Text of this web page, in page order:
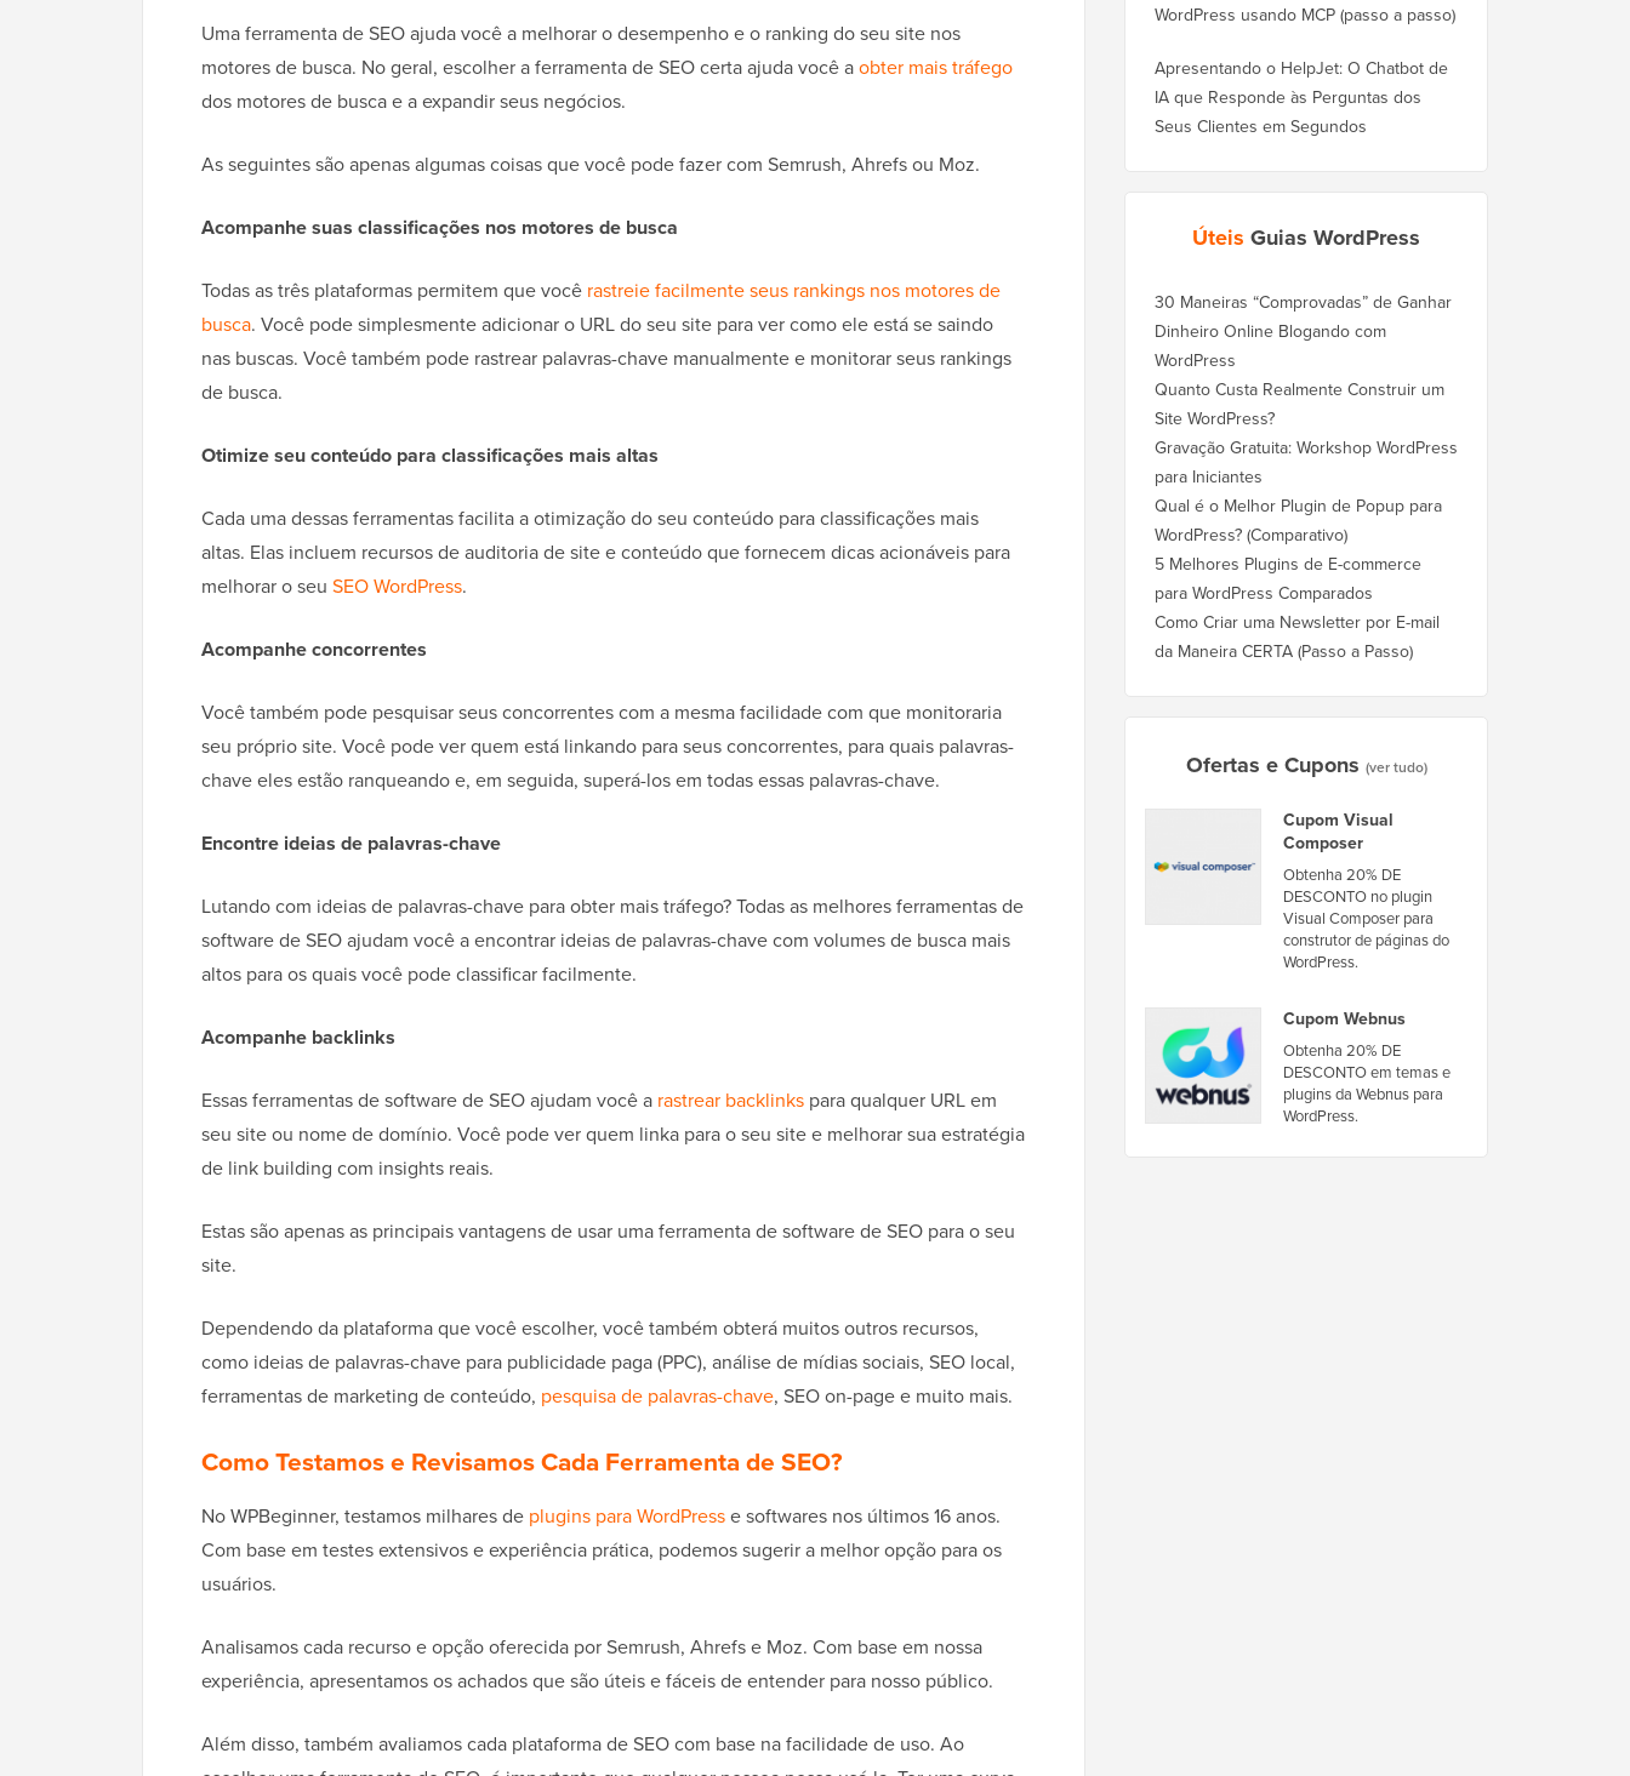
Uma ferramenta de SEO ajuda você a melhorar o desempenho e o ranking do seu site nos
motores de busca. No geral, escolher a ferramenta de SEO certa ajuda você aobter mais tráfego
dos motores de busca e a expandir seus negócios.
As seguintes são apenas algumas coisas que você pode fazer com Semrush, Ahrefs ou Moz.
Acompanhe suas classificações nos motores de busca
Todas as três plataformas permitem que você rastreie facilmente seus rankings nos motores de
busca. Você pode simplesmente adicionar o URL do seu site para ver como ele está se saindo
nas buscas. Você também pode rastrear palavras-chave manualmente e monitorar seus rankings
de busca.
Otimize seu conteúdo para classificações mais altas
Cada uma dessas ferramentas facilita a otimização do seu conteúdo para classificações mais
altas. Elas incluem recursos de auditoria de site e conteúdo que fornecem dicas acionáveis para
melhorar o seu SEO WordPress.
Acompanhe concorrentes
Você também pode pesquisar seus concorrentes com a mesma facilidade com que monitoraria
seu próprio site. Você pode ver quem está linkando para seus concorrentes, para quais palavras-
chave eles estão ranqueando e, em seguida, superá-los em todas essas palavras-chave.
Encontre ideias de palavras-chave
Lutando com ideias de palavras-chave para obter mais tráfego? Todas as melhores ferramentas de
software de SEO ajudam você a encontrar ideias de palavras-chave com volumes de busca mais
altos para os quais você pode classificar facilmente.
Acompanhe backlinks
Essas ferramentas de software de SEO ajudam você a rastrear backlinks para qualquer URL em
seu site ou nome de domínio. Você pode ver quem linka para o seu site e melhorar sua estratégia
de link building com insights reais.
Estas são apenas as principais vantagens de usar uma ferramenta de software de SEO para o seu
site.
Dependendo da plataforma que você escolher, você também obterá muitos outros recursos,
como ideias de palavras-chave para publicidade paga (PPC), análise de mídias sociais, SEO local,
ferramentas de marketing de conteúdo, pesquisa de palavras-chave, SEO on-page e muito mais.
Como Testamos e Revisamos Cada Ferramenta de SEO?
No WPBeginner, testamos milhares de plugins para WordPresse softwares nos últimos 16 anos.
Com base em testes extensivos e experiência prática, podemos sugerir a melhor opção para os
usuários.
Analisamos cada recurso e opção oferecida por Semrush, Ahrefs e Moz. Com base em nossa
experiência, apresentamos os achados que são úteis e fáceis de entender para nosso público.
Além disso, também avaliamos cada plataforma de SEO com base na facilidade de uso. Ao
WordPress usando MCP (passo a passo)
Apresentando o HelpJet: O Chatbot de
IA que Responde às Perguntas dos
Seus Clientes em Segundos
Úteis Guias WordPress
30 Maneiras “Comprovadas” de Ganhar
Dinheiro Online Blogando com
WordPress
Quanto Custa Realmente Construir um
Site WordPress?
Gravação Gratuita: Workshop WordPress
para Iniciantes
Qual é o Melhor Plugin de Popup para
WordPress? (Comparativo)
5 Melhores Plugins de E-commerce
para WordPress Comparados
Como Criar uma Newsletter por E-mail
da Maneira CERTA (Passo a Passo)
Ofertas e Cupons (ver tudo)
Cupom Visual
Composer
Obtenha 20% DE
DESCONTO no plugin
Visual Composer para
construtor de páginas do
WordPress.
Cupom Webnus
Obtenha 20% DE
DESCONTO em temas e
plugins da Webnus para
WordPress.